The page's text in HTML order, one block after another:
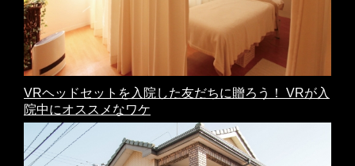
VRヘッドセットを入院した友だちに贈ろう！ VRが入
院中にオススメなワケ